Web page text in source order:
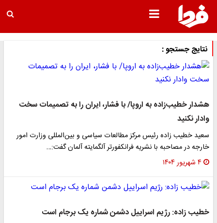
نتایج جستجو :
هشدار خطیب‌زاده به اروپا/ با فشار، ایران را به تصمیمات سخت
وادار نکنید
سعید خطیب زاده رئیس مرکز مطالعات سیاسی و بین‌المللی وزارت امور
خارجه در مصاحبه با نشریه فرانکفورتر آلگمایته آلمان گفت:…
۴ شهریور ۱۴۰۴
خطیب زاده: رژیم اسراییل دشمن شماره یک برجام است